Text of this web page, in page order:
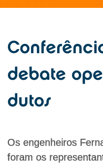
debate
dutos
Os engenheiros
foram os